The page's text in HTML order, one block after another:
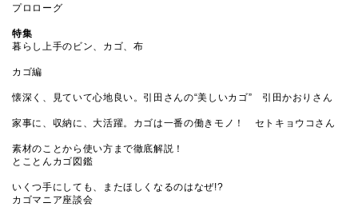
プロローグ
特集
暮らし上手のビン、カゴ、布
カゴ編
懐深く、見ていて心地良い。引田さんの“美しいカゴ” 引田かおりさん
家事に、収納に、大活躍。カゴは一番の働きモノ！ セトキョウコさん
素材のことから使い方まで徹底解説！
とことんカゴ図鑑
いくつ手にしても、またほしくなるのはなぜ!?
カゴマニア座談会